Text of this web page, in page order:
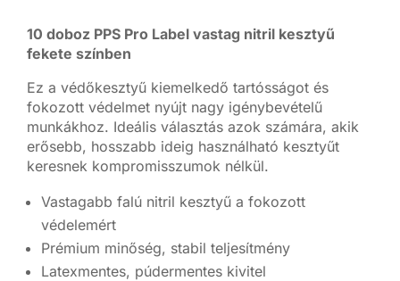
was:
17700 Ft.
is:
15300 Ft.
10 doboz PPS Pro Label vastag nitril kesztyű
fekete színben
Ez a védőkesztyű kiemelkedő tartósságot és
fokozott védelmet nyújt nagy igénybevételű
munkákhoz. Ideális választás azok számára, akik
erősebb, hosszabb ideig használható kesztyűt
keresnek kompromisszumok nélkül.
Vastagabb falú nitril kesztyű a fokozott
védelemért
Prémium minőség, stabil teljesítmény
Latexmentes, púdermentes kivitel